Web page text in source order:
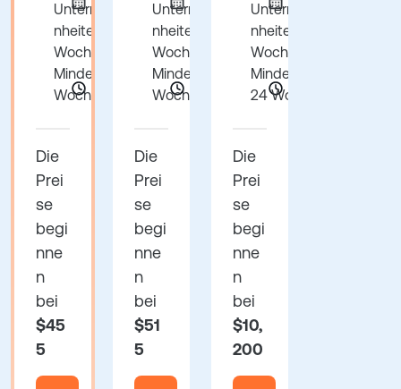
Unterrichtsei
nheiten pro
Woche
Mindestens 1
Woche
Die
Prei
se
begi
nne
n
bei
$45
5
Unterrichtsei
nheiten pro
Woche
Mindestens 1
Woche
Die
Prei
se
begi
nne
n
bei
$51
5
Unterrichtsei
nheiten pro
Woche
Mindestens
24 Wochen
Die
Prei
se
begi
nne
n
bei
$10,
200